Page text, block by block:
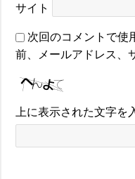
サイト
次回のコメントで使
前、メールアドレス、
上に表示された文字を